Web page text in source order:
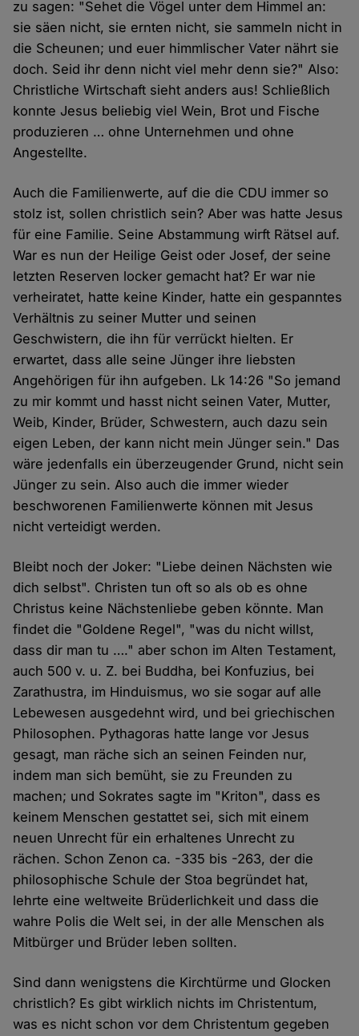
zu sagen: "Sehet die Vögel unter dem Himmel an:
sie säen nicht, sie ernten nicht, sie sammeln nicht in
die Scheunen; und euer himmlischer Vater nährt sie
doch. Seid ihr denn nicht viel mehr denn sie?" Also:
Christliche Wirtschaft sieht anders aus! Schließlich
konnte Jesus beliebig viel Wein, Brot und Fische
produzieren … ohne Unternehmen und ohne
Angestellte.
Auch die Familienwerte, auf die die CDU immer so
stolz ist, sollen christlich sein? Aber was hatte Jesus
für eine Familie. Seine Abstammung wirft Rätsel auf.
War es nun der Heilige Geist oder Josef, der seine
letzten Reserven locker gemacht hat? Er war nie
verheiratet, hatte keine Kinder, hatte ein gespanntes
Verhältnis zu seiner Mutter und seinen
Geschwistern, die ihn für verrückt hielten. Er
erwartet, dass alle seine Jünger ihre liebsten
Angehörigen für ihn aufgeben. Lk 14:26 "So jemand
zu mir kommt und hasst nicht seinen Vater, Mutter,
Weib, Kinder, Brüder, Schwestern, auch dazu sein
eigen Leben, der kann nicht mein Jünger sein." Das
wäre jedenfalls ein überzeugender Grund, nicht sein
Jünger zu sein. Also auch die immer wieder
beschworenen Familienwerte können mit Jesus
nicht verteidigt werden.
Bleibt noch der Joker: "Liebe deinen Nächsten wie
dich selbst". Christen tun oft so als ob es ohne
Christus keine Nächstenliebe geben könnte. Man
findet die "Goldene Regel", "was du nicht willst,
dass dir man tu …." aber schon im Alten Testament,
auch 500 v. u. Z. bei Buddha, bei Konfuzius, bei
Zarathustra, im Hinduismus, wo sie sogar auf alle
Lebewesen ausgedehnt wird, und bei griechischen
Philosophen. Pythagoras hatte lange vor Jesus
gesagt, man räche sich an seinen Feinden nur,
indem man sich bemüht, sie zu Freunden zu
machen; und Sokrates sagte im "Kriton", dass es
keinem Menschen gestattet sei, sich mit einem
neuen Unrecht für ein erhaltenes Unrecht zu
rächen. Schon Zenon ca. -335 bis -263, der die
philosophische Schule der Stoa begründet hat,
lehrte eine weltweite Brüderlichkeit und dass die
wahre Polis die Welt sei, in der alle Menschen als
Mitbürger und Brüder leben sollten.
Sind dann wenigstens die Kirchtürme und Glocken
christlich? Es gibt wirklich nichts im Christentum,
was es nicht schon vor dem Christentum gegeben